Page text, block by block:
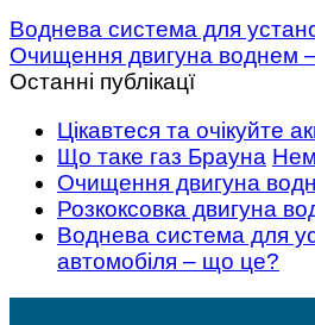
Воднева система для
Очищення двигуна воднем
Останні публікацї
Цікавтеся та очікуйте
Що таке газ Брауна
Очищення двигуна
Розкоксовка двигуна
Воднева система для
автомобіля – що це?